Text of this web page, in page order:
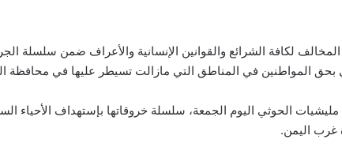
لكافة الشرائع والقوانين الإنسانية والأعراف ضمن سلسلة
بحق المواطنين في المناطق التي مازالت تسيطر عليها في محافظة
الحوثي اليوم الجمعة، سلسلة خروقاتها بإستهداف الأحياء
غرب اليمن.